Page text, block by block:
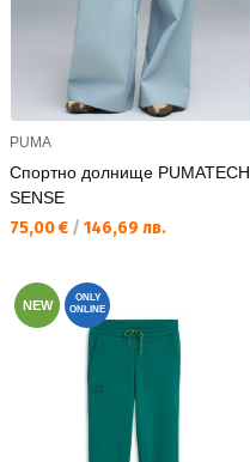
PUMA
Спортно долнище PUMATECH
SENSE
Текуща цена:
75,00 € / 146,69 лв.
NEW
ONLY
ONLINE